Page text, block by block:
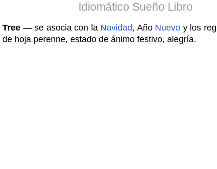
Idiomático Sueño Libro
Tree — se asocia con la Navidad, Año Nuevo y los
de hoja perenne, estado de ánimo festivo, alegría.